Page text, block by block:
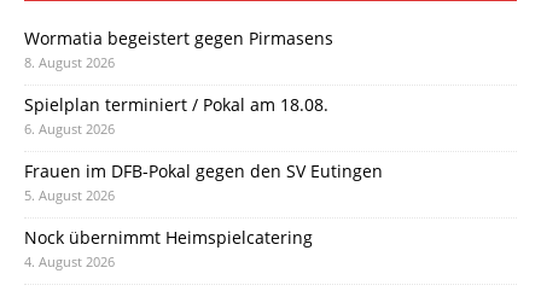
Wormatia begeistert gegen Pirmasens
8. August 2026
Spielplan terminiert / Pokal am 18.08.
6. August 2026
Frauen im DFB-Pokal gegen den SV Eutingen
5. August 2026
Nock übernimmt Heimspielcatering
4. August 2026